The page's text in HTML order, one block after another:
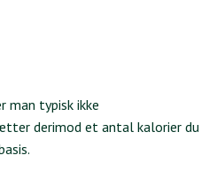
man typisk ikke
derimod et antal kalorier du